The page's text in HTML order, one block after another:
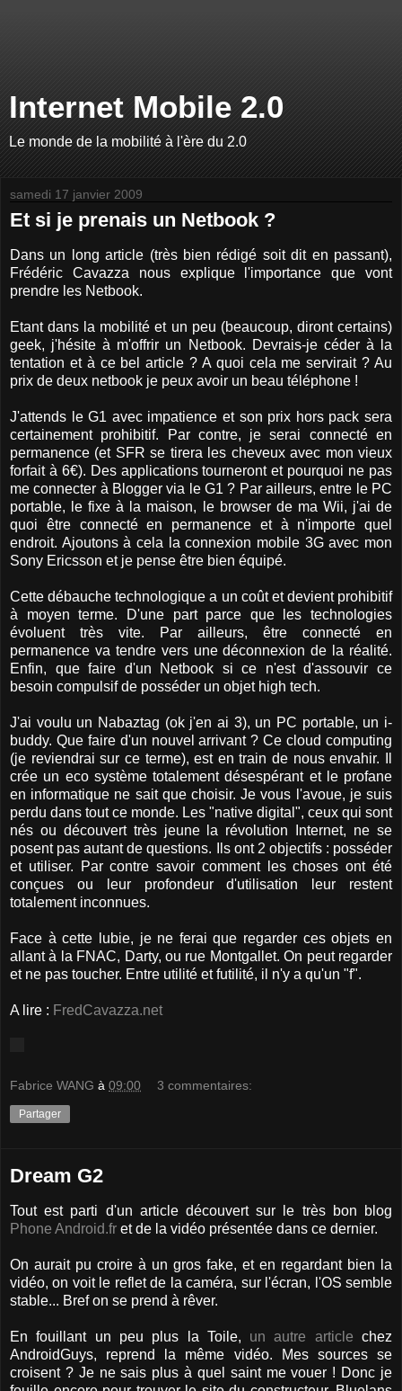
Internet Mobile 2.0
Le monde de la mobilité à l'ère du 2.0
samedi 17 janvier 2009
Et si je prenais un Netbook ?
Dans un long article (très bien rédigé soit dit en passant),
Frédéric Cavazza nous explique l'importance que vont
prendre les Netbook.
Etant dans la mobilité et un peu (beaucoup, diront certains)
geek, j'hésite à m'offrir un Netbook. Devrais-je céder à la
tentation et à ce bel article ? A quoi cela me servirait ? Au
prix de deux netbook je peux avoir un beau téléphone !
J'attends le G1 avec impatience et son prix hors pack sera
certainement prohibitif. Par contre, je serai connecté en
permanence (et SFR se tirera les cheveux avec mon vieux
forfait à 6€). Des applications tourneront et pourquoi ne pas
me connecter à Blogger via le G1 ? Par ailleurs, entre le PC
portable, le fixe à la maison, le browser de ma Wii, j'ai de
quoi être connecté en permanence et à n'importe quel
endroit. Ajoutons à cela la connexion mobile 3G avec mon
Sony Ericsson et je pense être bien équipé.
Cette débauche technologique a un coût et devient prohibitif
à moyen terme. D'une part parce que les technologies
évoluent très vite. Par ailleurs, être connecté en
permanence va tendre vers une déconnexion de la réalité.
Enfin, que faire d'un Netbook si ce n'est d'assouvir ce
besoin compulsif de posséder un objet high tech.
J'ai voulu un Nabaztag (ok j'en ai 3), un PC portable, un i-
buddy. Que faire d'un nouvel arrivant ? Ce cloud computing
(je reviendrai sur ce terme), est en train de nous envahir. Il
crée un eco système totalement désespérant et le profane
en informatique ne sait que choisir. Je vous l'avoue, je suis
perdu dans tout ce monde. Les "native digital", ceux qui sont
nés ou découvert très jeune la révolution Internet, ne se
posent pas autant de questions. Ils ont 2 objectifs : posséder
et utiliser. Par contre savoir comment les choses ont été
conçues ou leur profondeur d'utilisation leur restent
totalement inconnues.
Face à cette lubie, je ne ferai que regarder ces objets en
allant à la FNAC, Darty, ou rue Montgallet. On peut regarder
et ne pas toucher. Entre utilité et futilité, il n'y a qu'un "f".
A lire : FredCavazza.net
Fabrice WANG à 09:00 3 commentaires:
Partager
Dream G2
Tout est parti d'un article découvert sur le très bon blog
Phone Android.fr et de la vidéo présentée dans ce dernier.
On aurait pu croire à un gros fake, et en regardant bien la
vidéo, on voit le reflet de la caméra, sur l'écran, l'OS semble
stable... Bref on se prend à rêver.
En fouillant un peu plus la Toile, un autre article chez
AndroidGuys, reprend la même vidéo. Mes sources se
croisent ? Je ne sais plus à quel saint me vouer ! Donc je